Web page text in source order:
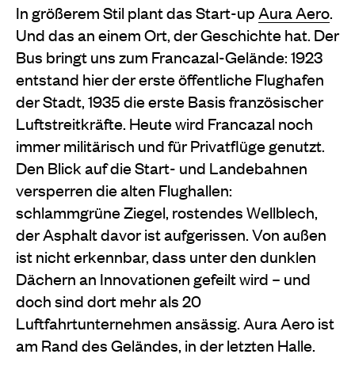
In größerem Stil plant das Start-upAura Aero.
Und das an einem Ort, der Geschichte hat. Der
Bus bringt uns zum Francazal-Gelände: 1923
entstand hier der erste öffentliche Flughafen
der Stadt, 1935 die erste Basis französischer
Luftstreitkräfte. Heute wird Francazal noch
immer militärisch und für Privatflüge genutzt.
Den Blick auf die Start- und Landebahnen
versperren die alten Flughallen:
schlammgrüne Ziegel, rostendes Wellblech,
der Asphalt davor ist aufgerissen. Von außen
ist nicht erkennbar, dass unter den dunklen
Dächern an Innovationen gefeilt wird – und
doch sind dort mehr als 20
Luftfahrtunternehmen ansässig. Aura Aero ist
am Rand des Geländes, in der letzten Halle.